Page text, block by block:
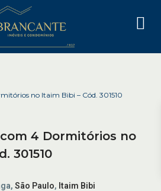
no Itaim Bibi – Cód. 301510
4 Dormitórios no
301510
São Paulo, Itaim Bibi